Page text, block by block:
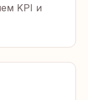
KPI и